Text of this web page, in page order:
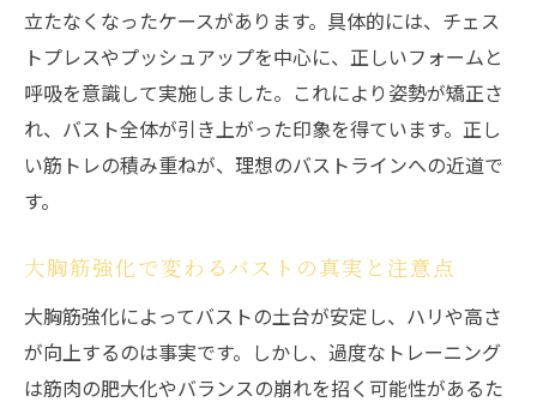
立たなくなったケースがあります。具体的には、チェス
トプレスやプッシュアップを中心に、正しいフォームと
呼吸を意識して実施しました。これにより姿勢が矯正さ
れ、バスト全体が引き上がった印象を得ています。正し
い筋トレの積み重ねが、理想のバストラインへの近道で
す。
大胸筋強化で変わるバストの真実と注意点
大胸筋強化によってバストの土台が安定し、ハリや高さ
が向上するのは事実です。しかし、過度なトレーニング
は筋肉の肥大化やバランスの崩れを招く可能性があるた